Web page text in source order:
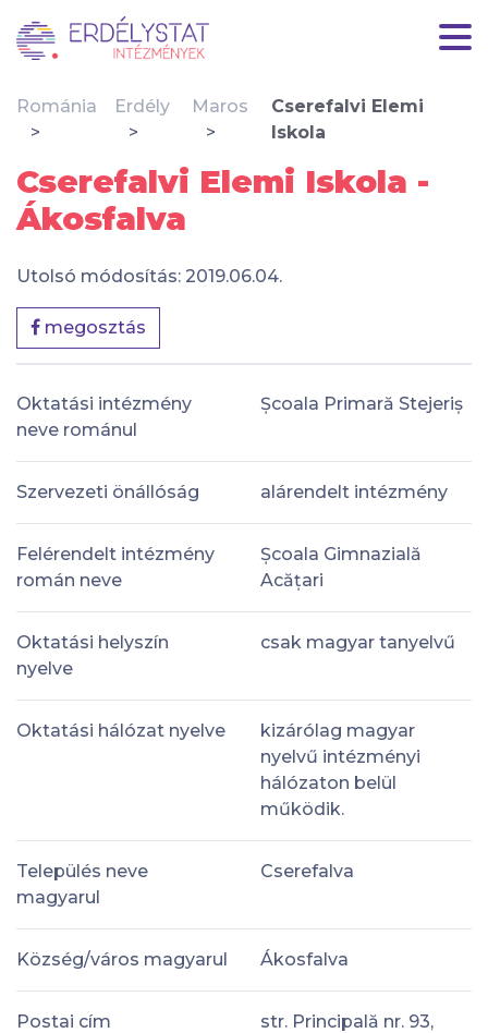
Románia Erdély Maros
Cserefalvi Elemi
Iskola
Cserefalvi Elemi Iskola -
Ákosfalva
Utolsó módosítás: 2019.06.04.
megosztás
Oktatási intézmény
neve románul
Școala Primară Stejeriș
Szervezeti önállóság alárendelt intézmény
Felérendelt intézmény
román neve
Școala Gimnazială
Acățari
Oktatási helyszín
nyelve
csak magyar tanyelvű
Oktatási hálózat nyelve
kizárólag magyar
nyelvű intézményi
hálózaton belül
működik.
Település neve
magyarul
Cserefalva
Község/város magyarul Ákosfalva
Postai cím
str. Principală nr. 93,